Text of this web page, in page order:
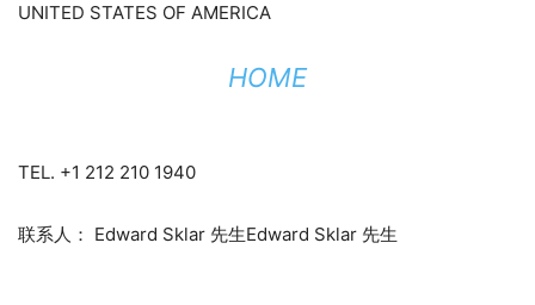
UNITED STATES OF AMERICA
HOME
TEL. +1 212 210 1940
联系人： Edward Sklar 先生Edward Sklar 先生